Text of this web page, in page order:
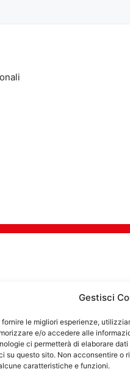
Gestisci
fornire le migliori esperienze,
e/o accedere alle
ci permetterà di elaborare
su questo sito. Non acconsentire o
caratteristiche e funzioni.
DI